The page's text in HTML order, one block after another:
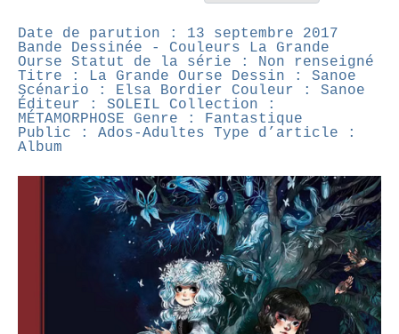
Date de parution : 13 septembre 2017
Bande Dessinée - Couleurs La Grande
Ourse Statut de la série : Non renseigné
Titre : La Grande Ourse Dessin : Sanoe
Scénario : Elsa Bordier Couleur : Sanoe
Éditeur : SOLEIL Collection :
MÉTAMORPHOSE Genre : Fantastique
Public : Ados-Adultes Type d’article :
Album